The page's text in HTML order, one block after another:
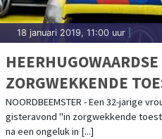
18 januari 2019, 11:00 uur
ZORGWEKKENDE
ZIEKENHUIS NA
NOORDBEEMSTER
NOORDBEEMSTER - Een 32-jarige
gisteravond "in zorgwekkende
na een ongeluk in [...]